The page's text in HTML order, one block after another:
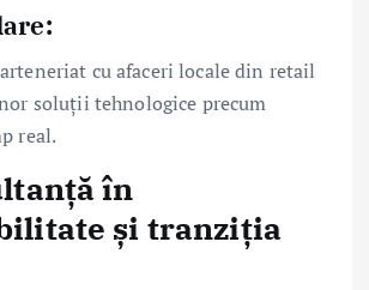
cu afaceri locale din retail
soluții tehnologice precum
real.
în
și tranziția